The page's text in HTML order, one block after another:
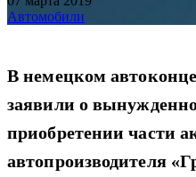
Автомобили
В немецком
заявили о
приобретении части
автопроизводителя